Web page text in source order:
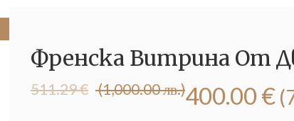
Френска Витрина От
511.29€ (1,000.00 лв.)
Original
400.00 €
Текущата